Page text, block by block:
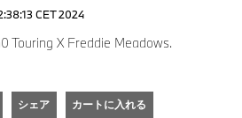
CET 2024
Touring X Freddie Meadows.
シェア カートに入れる